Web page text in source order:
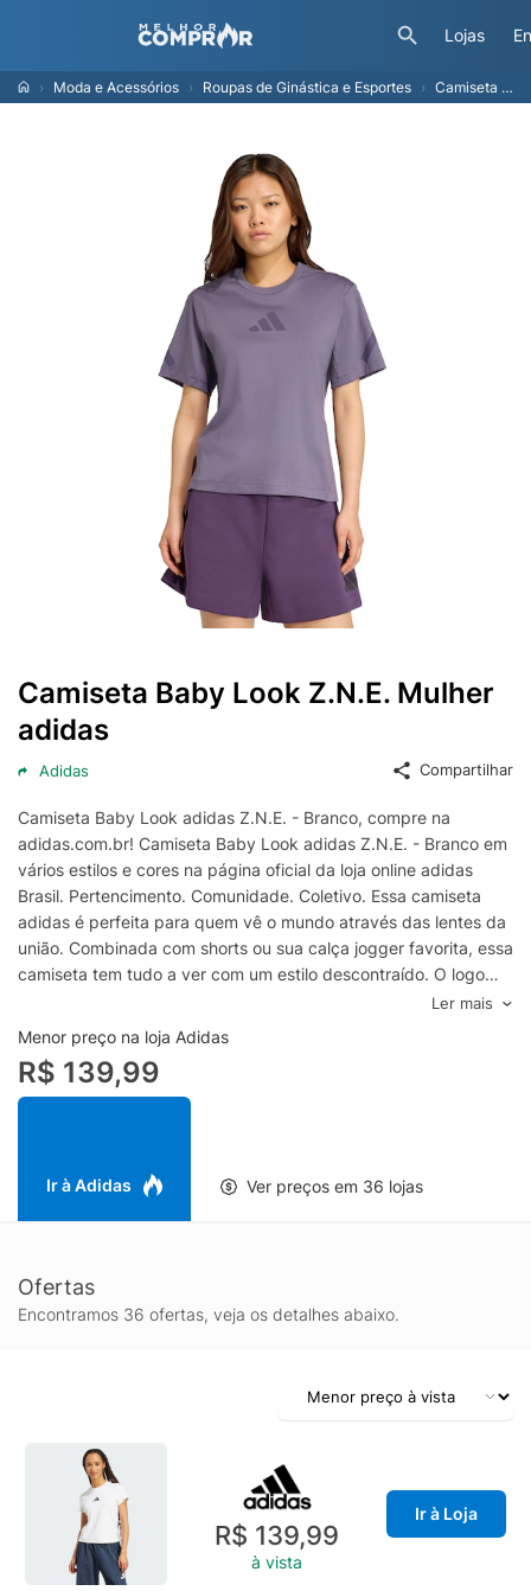
Lojas
Moda e Acessórios Roupas de Ginástica e Esportes Camiseta Baby Look Z.N.E. Mulher adidas
Camiseta Baby Look Z.N.E. Mulher
adidas
Adidas Compartilhar
Camiseta Baby Look adidas Z.N.E. - Branco, compre na
adidas.com.br! Camiseta Baby Look adidas Z.N.E. - Branco em
vários estilos e cores na página oficial da loja online adidas
Brasil. Pertencimento. Comunidade. Coletivo. Essa camiseta
adidas é perfeita para quem vê o mundo através das lentes da
união. Combinada com shorts ou sua calça jogger favorita, essa
camiseta tem tudo a ver com um estilo descontraído. O logo
das Três Barras fosco e emborrachado adiciona um toque
esportivo ao design minimalista. A tecnologia Climacool absorve
e dispersa o suor para um desempenho fresco, seco e sem
distrações. A tecnologia Climacool ajuda você a controlar o suor
com materiais que removem e controlam o suor rapidamente.
Ler mais
Menor preço na loja Adidas
R$ 139,99
Ir à Adidas Ver preços em 36 lojas
Ofertas
Encontramos 36 ofertas, veja os detalhes abaixo.
R$ 139,99
à vista
Ir à Loja